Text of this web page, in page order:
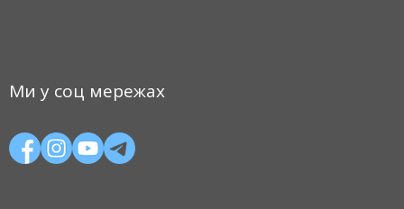
Ми у соц мережах